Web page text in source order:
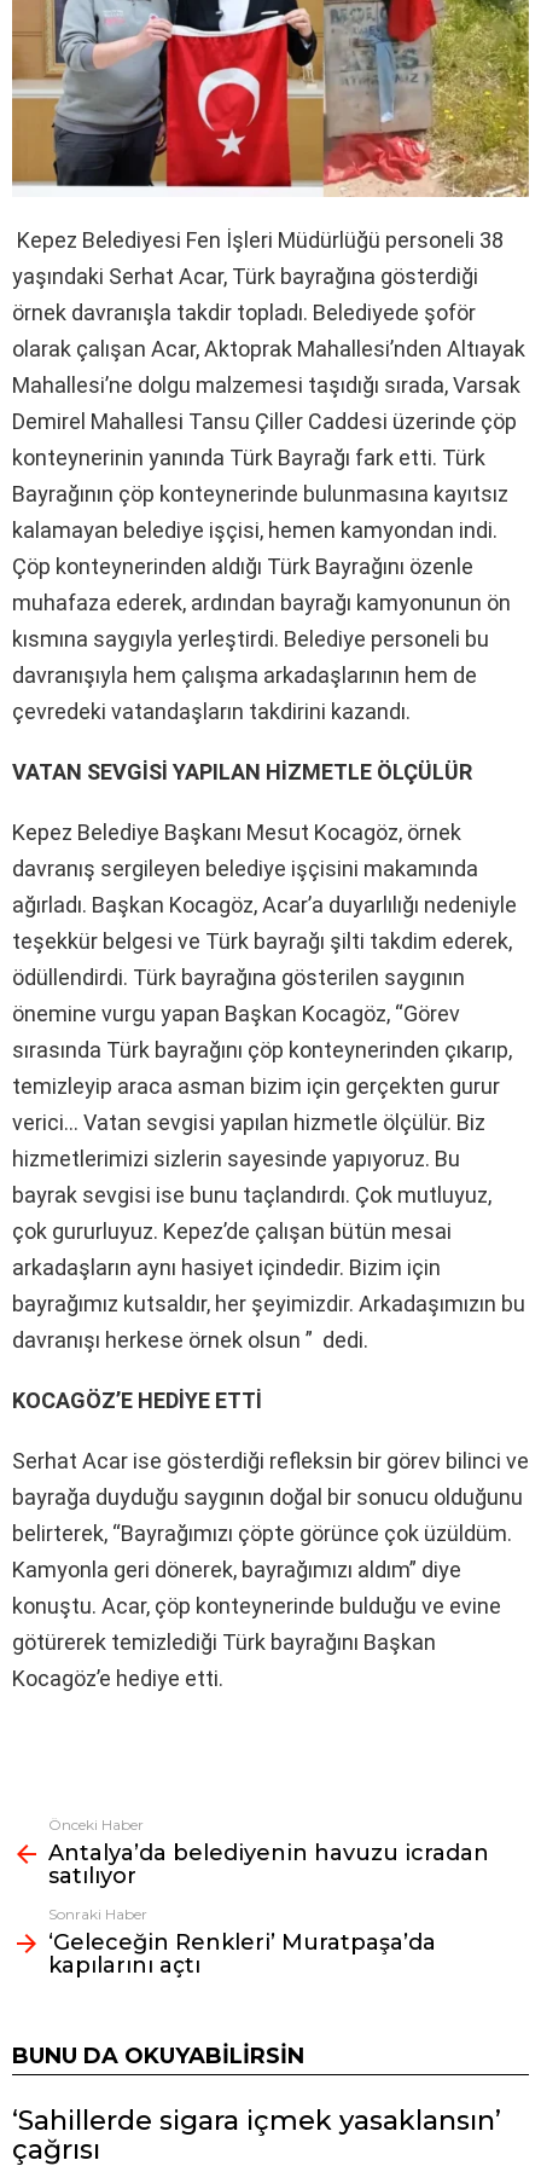
Kepez Belediyesi Fen İşleri Müdürlüğü personeli 38
yaşındaki Serhat Acar, Türk bayrağına gösterdiği
örnek davranışla takdir topladı. Belediyede şoför
olarak çalışan Acar, Aktoprak Mahallesi’nden Altıayak
Mahallesi’ne dolgu malzemesi taşıdığı sırada, Varsak
Demirel Mahallesi Tansu Çiller Caddesi üzerinde çöp
konteynerinin yanında Türk Bayrağı fark etti. Türk
Bayrağının çöp konteynerinde bulunmasına kayıtsız
kalamayan belediye işçisi, hemen kamyondan indi.
Çöp konteynerinden aldığı Türk Bayrağını özenle
muhafaza ederek, ardından bayrağı kamyonunun ön
kısmına saygıyla yerleştirdi. Belediye personeli bu
davranışıyla hem çalışma arkadaşlarının hem de
çevredeki vatandaşların takdirini kazandı.
VATAN SEVGİSİ YAPILAN HİZMETLE ÖLÇÜLÜR
Kepez Belediye Başkanı Mesut Kocagöz, örnek
davranış sergileyen belediye işçisini makamında
ağırladı. Başkan Kocagöz, Acar’a duyarlılığı nedeniyle
teşekkür belgesi ve Türk bayrağı şilti takdim ederek,
ödüllendirdi. Türk bayrağına gösterilen saygının
önemine vurgu yapan Başkan Kocagöz, “Görev
sırasında Türk bayrağını çöp konteynerinden çıkarıp,
temizleyip araca asman bizim için gerçekten gurur
verici… Vatan sevgisi yapılan hizmetle ölçülür. Biz
hizmetlerimizi sizlerin sayesinde yapıyoruz. Bu
bayrak sevgisi ise bunu taçlandırdı. Çok mutluyuz,
çok gururluyuz. Kepez’de çalışan bütün mesai
arkadaşların aynı hasiyet içindedir. Bizim için
bayrağımız kutsaldır, her şeyimizdir. Arkadaşımızın bu
davranışı herkese örnek olsun ” dedi.
KOCAGÖZ’E HEDİYE ETTİ
Serhat Acar ise gösterdiği refleksin bir görev bilinci ve
bayrağa duyduğu saygının doğal bir sonucu olduğunu
belirterek, “Bayrağımızı çöpte görünce çok üzüldüm.
Kamyonla geri dönerek, bayrağımızı aldım” diye
konuştu. Acar, çöp konteynerinde bulduğu ve evine
götürerek temizlediği Türk bayrağını Başkan
Kocagöz’e hediye etti.
Fazlasına
bak
Önceki Haber
Antalya’da belediyenin havuzu icradan
satılıyor
Sonraki Haber
‘Geleceğin Renkleri’ Muratpaşa’da
kapılarını açtı
BUNU DA OKUYABILIRSIN
‘Sahillerde sigara içmek yasaklansın’
çağrısı